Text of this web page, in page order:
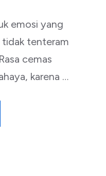
emosi yang
tidak tenteram
cemas
karena …